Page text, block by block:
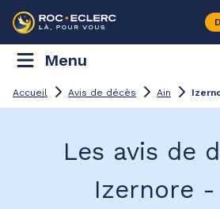
Menu
Accueil Avis de décès Ain
Les avis de
Izernore -